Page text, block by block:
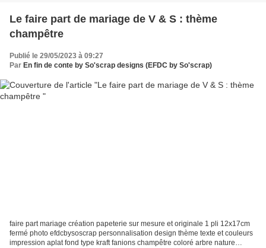
Le faire part de mariage de V & S : thème
champêtre
Publié le 29/05/2023 à 09:27
Par En fin de conte by So'scrap designs (EFDC by So'scrap)
faire part mariage création papeterie sur mesure et originale 1 pli 12x17cm
fermé photo efdcbysoscrap personnalisation design thème texte et couleurs
impression aplat fond type kraft fanions champêtre coloré arbre nature